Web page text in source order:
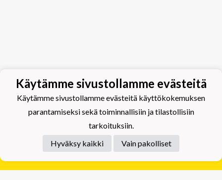
Tietosuojaseloste
Käytämme sivustollamme evästeitä
Käytämme sivustollamme evästeitä käyttökokemuksen
parantamiseksi sekä toiminnallisiin ja tilastollisiin
tarkoituksiin.
Hyväksy kaikki
Vain pakolliset